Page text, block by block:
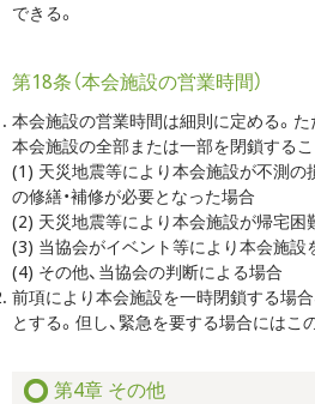
できる。
第18条（本会施設の営業時間）
本会施設の営業時間は細則に定める。た
本会施設の全部または一部を閉鎖するこ
(1) 天災地震等により本会施設が不測の
の修繕・補修が必要となった場合
(2) 天災地震等により本会施設が帰宅困
(3) 当協会がイベント等により本会施設
(4) その他、当協会の判断による場合
前項により本会施設を一時閉鎖する場
とする。但し、緊急を要する場合にはこ
第4章 その他